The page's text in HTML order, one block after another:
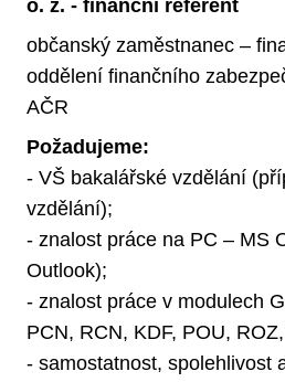
o. z. - finanční referent
občanský zaměstnanec –
oddělení finančního
AČR
Požadujeme:
- VŠ bakalářské vzdělání
vzdělání);
- znalost práce na PC – MS
Outlook);
- znalost práce v modulech
PCN, RCN, KDF, POU,
- samostatnost, spolehlivost